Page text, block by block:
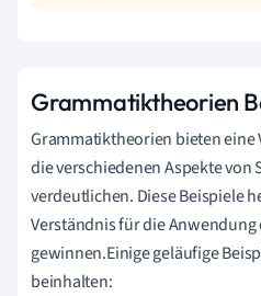
Grammatiktheorien
Grammatiktheorien bieten eine
die verschiedenen Aspekte von
verdeutlichen. Diese Beispiele
Verständnis für die
gewinnen.Einige geläufige
beinhalten: